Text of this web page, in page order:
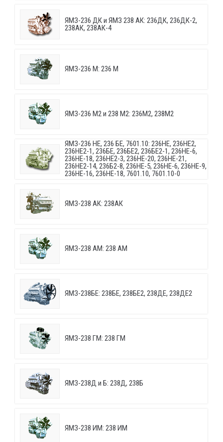
ЯМЗ-236 ДК и ЯМЗ 238 АК: 236ДК, 236ДК-2,
238АК, 238АК-4
ЯМЗ-236 М: 236 М
ЯМЗ-236 М2 и 238 М2: 236М2, 238М2
ЯМЗ-236 НЕ, 236 БЕ, 7601.10: 236НЕ, 236НЕ2,
236НЕ2-1, 236БЕ, 236БЕ2, 236БЕ2-1, 236НЕ-6,
236НЕ-18, 236НЕ2-3, 236НЕ-20, 236НЕ-21,
236НЕ2-14, 236Б2-8, 236НЕ-5, 236НЕ-6, 236НЕ-9,
236НЕ-16, 236НЕ-18, 7601.10, 7601.10-0
ЯМЗ-238 АК: 238АК
ЯМЗ-238 АМ: 238 АМ
ЯМЗ-238БЕ: 238БЕ, 238БЕ2, 238ДЕ, 238ДЕ2
ЯМЗ-238 ГМ: 238 ГМ
ЯМЗ-238Д и Б: 238Д, 238Б
ЯМЗ-238 ИМ: 238 ИМ